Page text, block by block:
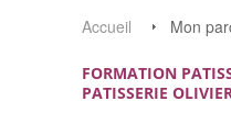
Accueil Mon
FORMATION
PATISSERIE